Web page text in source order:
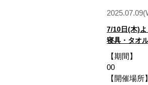
7/10日(木)
寝具・タオ
【期間】
【開催場